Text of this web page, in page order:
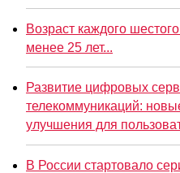
Возраст каждого
менее 25 лет...
Развитие цифровых
телекоммуникаций:
улучшения для
В России стартовало